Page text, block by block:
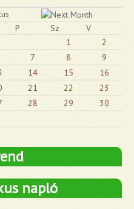
P Sz
V
1
2
7 8
9
14 15
16
21 22
23
28 29
30
napló